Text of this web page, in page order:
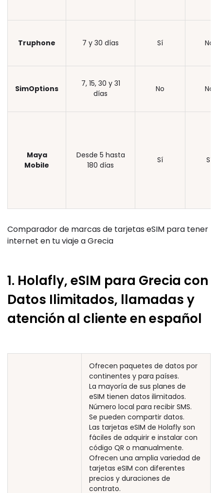
Truphone 7 y 30 días Sí No
SimOptions
7, 15, 30 y 31
días
No No
Maya
Mobile
Desde 5 hasta
180 días
Sí Sí
Comparador de marcas de tarjetas eSIM para tener
internet en tu viaje a Grecia
1. Holafly, eSIM para Grecia con
Datos Ilimitados, llamadas y
atención al cliente en español
Ofrecen paquetes de datos por
continentes y para países.
La mayoría de sus planes de
eSIM tienen datos ilimitados.
Número local para recibir SMS.
Se pueden compartir datos.
Las tarjetas eSIM de Holafly son
fáciles de adquirir e instalar con
código QR o manualmente.
Ofrecen una amplia variedad de
tarjetas eSIM con diferentes
precios y duraciones de
contrato.